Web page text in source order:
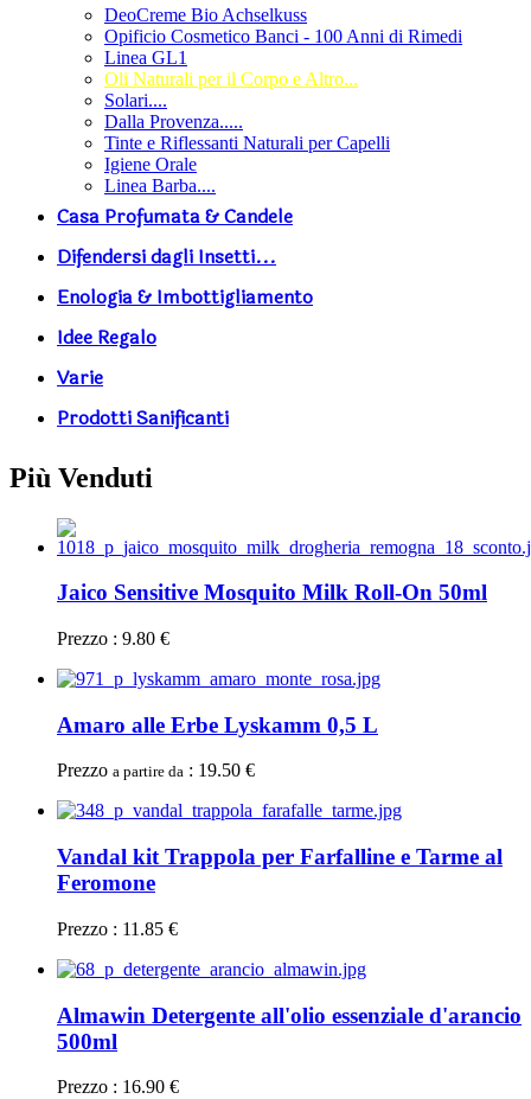
DeoCreme Bio Achselkuss
Opificio Cosmetico Banci - 100 Anni di Rimedi
Linea GL1
Oli Naturali per il Corpo e Altro...
Solari....
Dalla Provenza.....
Tinte e Riflessanti Naturali per Capelli
Igiene Orale
Linea Barba....
Casa Profumata & Candele
Difendersi dagli Insetti...
Enologia & Imbottigliamento
Idee Regalo
Varie
Prodotti Sanificanti
Più Venduti
Jaico Sensitive Mosquito Milk Roll-On 50ml
Prezzo : 9.80 €
Amaro alle Erbe Lyskamm 0,5 L
Prezzo a partire da : 19.50 €
Vandal kit Trappola per Farfalline e Tarme al
Feromone
Prezzo : 11.85 €
Almawin Detergente all'olio essenziale d'arancio
500ml
Prezzo : 16.90 €